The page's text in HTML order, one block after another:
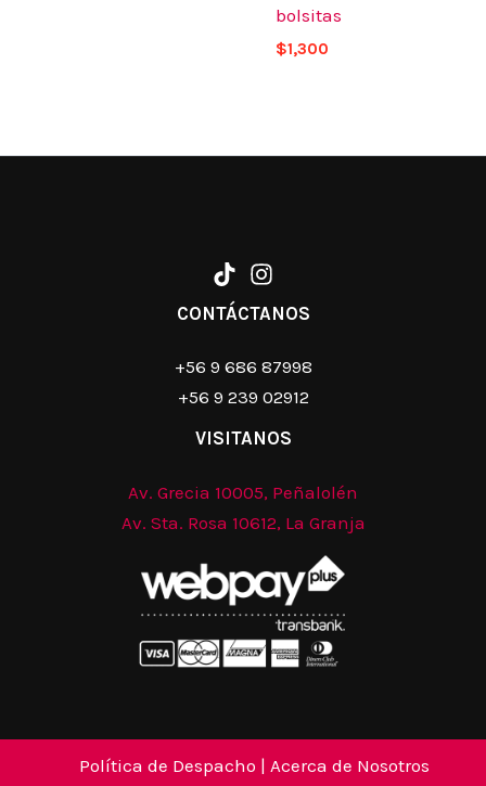
bolsitas
$1,300
CONTÁCTANOS
+56 9 686 87998
+56 9 239 02912
VISITANOS
Av. Grecia 10005, Peñalolén
Av. Sta. Rosa 10612, La Granja
Política de Despacho | Acerca de Nosotros